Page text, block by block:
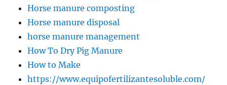
Horse manure composting
Horse manure disposal
horse manure management
How To Dry Pig Manure
How to Make
https://www.equipofertilizantesoluble.com/